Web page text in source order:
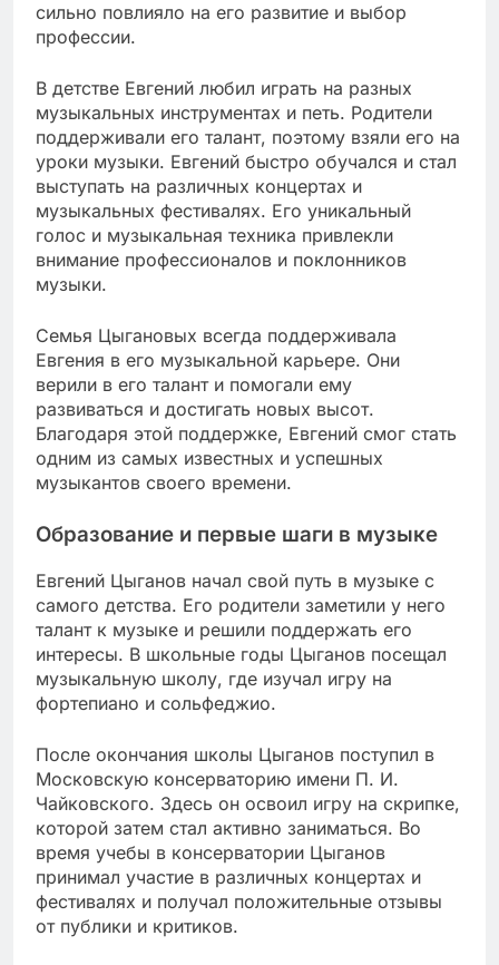
сильно повлияло на его развитие и выбор
профессии.
В детстве Евгений любил играть на разных
музыкальных инструментах и петь. Родители
поддерживали его талант, поэтому взяли его на
уроки музыки. Евгений быстро обучался и стал
выступать на различных концертах и
музыкальных фестивалях. Его уникальный
голос и музыкальная техника привлекли
внимание профессионалов и поклонников
музыки.
Семья Цыгановых всегда поддерживала
Евгения в его музыкальной карьере. Они
верили в его талант и помогали ему
развиваться и достигать новых высот.
Благодаря этой поддержке, Евгений смог стать
одним из самых известных и успешных
музыкантов своего времени.
Образование и первые шаги в музыке
Евгений Цыганов начал свой путь в музыке с
самого детства. Его родители заметили у него
талант к музыке и решили поддержать его
интересы. В школьные годы Цыганов посещал
музыкальную школу, где изучал игру на
фортепиано и сольфеджио.
После окончания школы Цыганов поступил в
Московскую консерваторию имени П. И.
Чайковского. Здесь он освоил игру на скрипке,
которой затем стал активно заниматься. Во
время учебы в консерватории Цыганов
принимал участие в различных концертах и
фестивалях и получал положительные отзывы
от публики и критиков.